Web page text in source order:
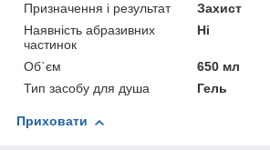
Призначення і результат
Захист
Наявність абразивних
частинок
Ні
Об`єм
650 мл
Тип засобу для душа
Гель
Приховати